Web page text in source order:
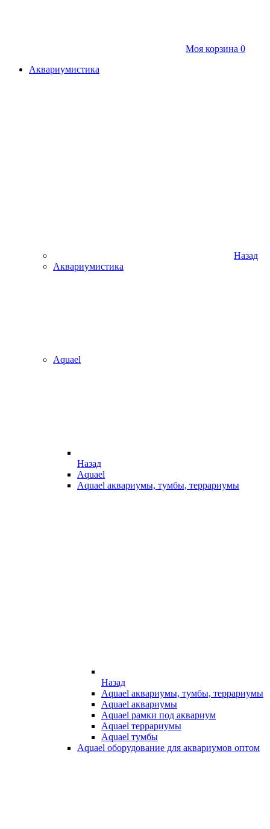
Моя корзина 0
Аквариумистика
Назад
Аквариумистика
Aquael
Назад
Aquael
Aquael аквариумы, тумбы, террариумы
Назад
Aquael аквариумы, тумбы, террариумы
Aquael аквариумы
Aquael рамки под аквариум
Aquael террариумы
Aquael тумбы
Aquael оборудование для аквариумов оптом